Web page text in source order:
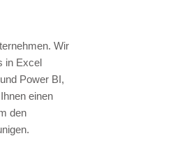
Wir
in Excel
Power BI,
einen
den